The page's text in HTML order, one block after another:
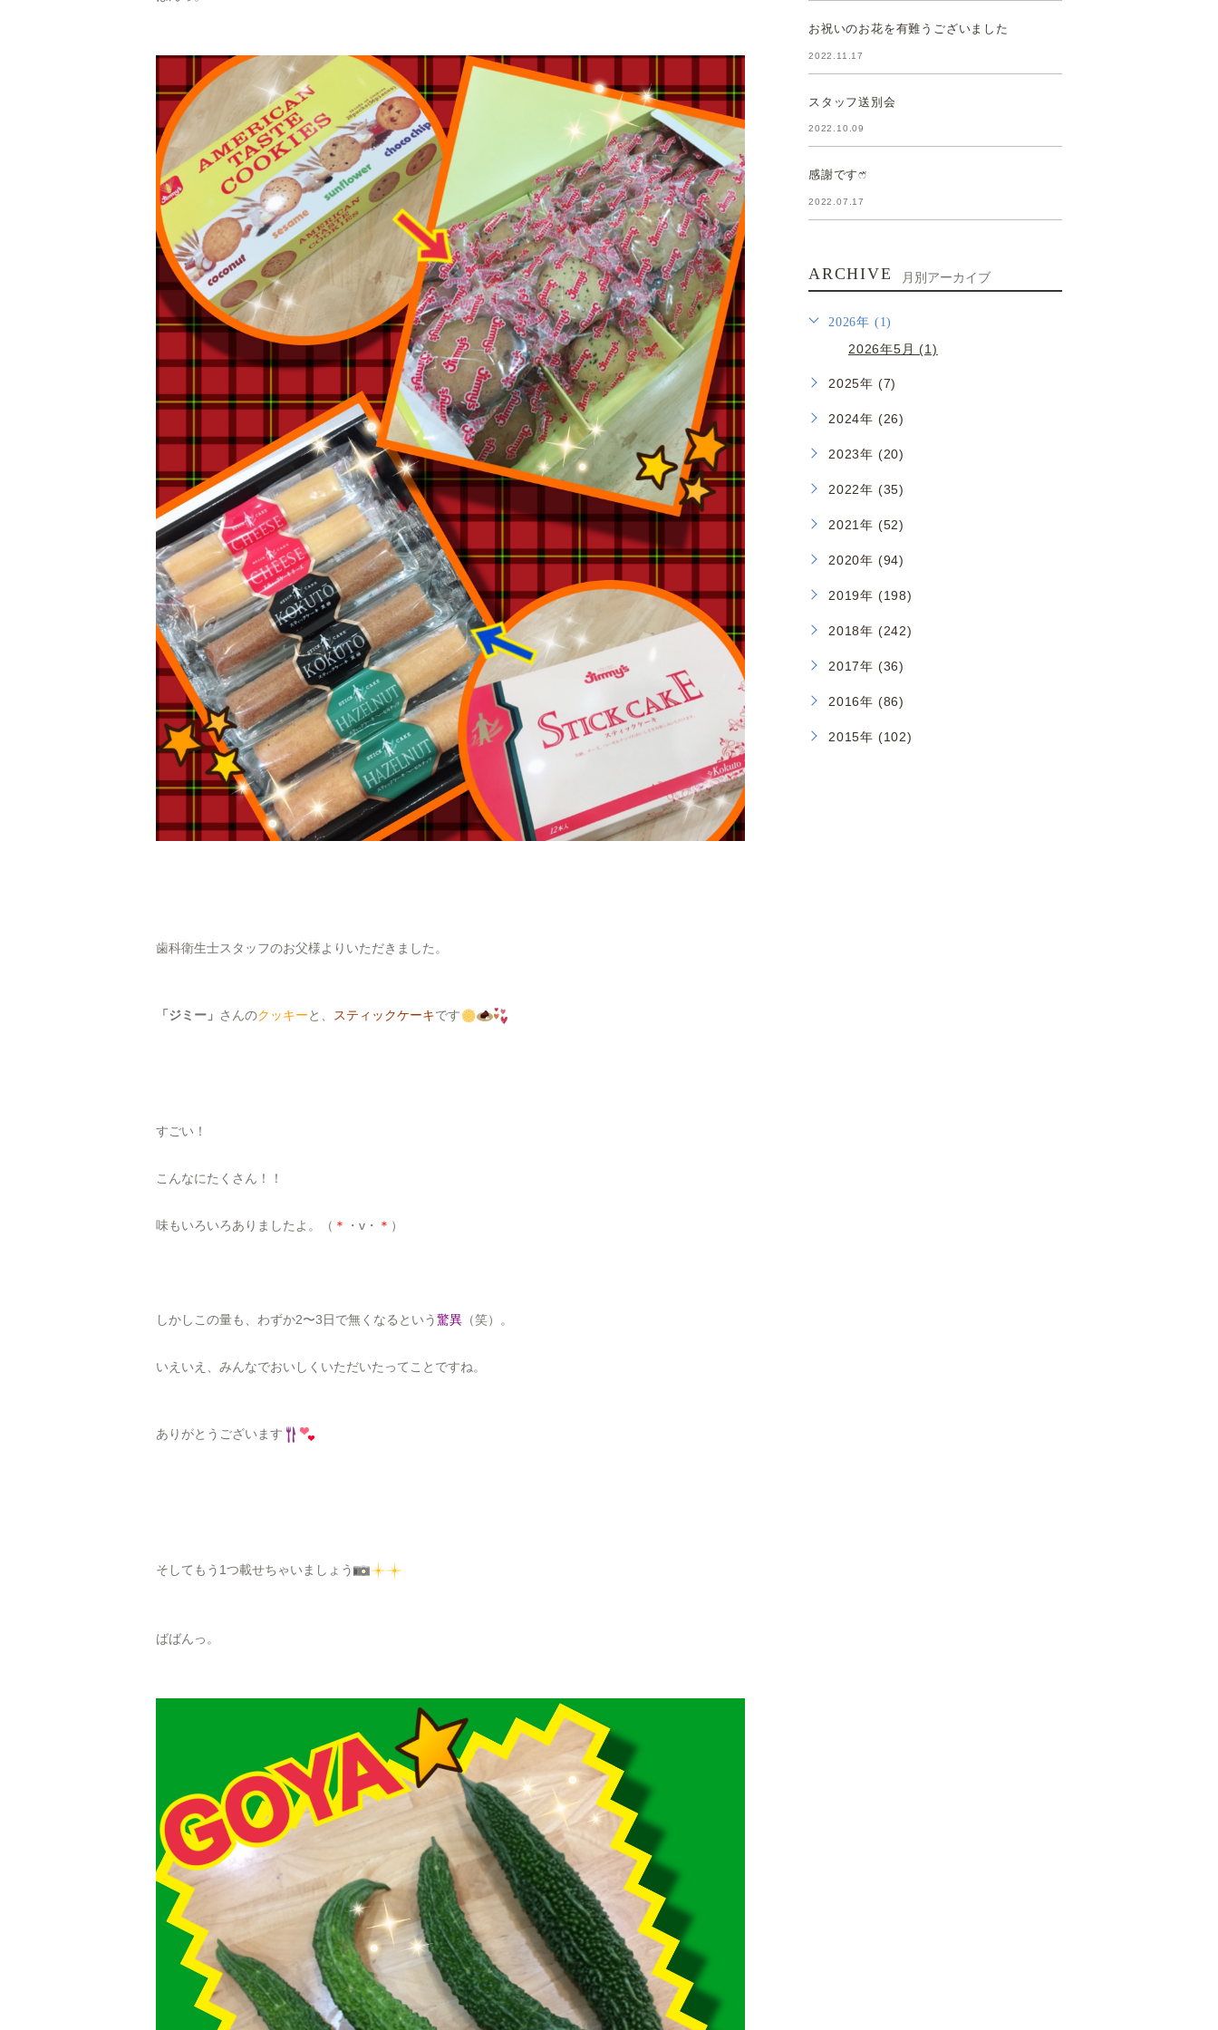
歯科衛生士スタッフのお父様よりいただきました。
「ジミー」 さんのクッキーと、 スティックケーキです
すごい！
こんなにたくさん！！
味もいろいろありましたよ。（ ＊ ・v・ ＊ ）
しかしこの量も、わずか2〜3日で無くなるという驚異 （笑）。
いえいえ、みんなでおいしくいただいたってことですね。
ありがとうございます
そしてもう1つ載せちゃいましょう
ばばんっ。
お祝いのお花を有難うございました
2022.11.17
スタッフ送別会
2022.10.09
感謝ですෆ̈
2022.07.17
ARCHIVE 月別アーカイブ
2026年 (1)
2026年5月 (1)
2025年 (7)
2024年 (26)
2023年 (20)
2022年 (35)
2021年 (52)
2020年 (94)
2019年 (198)
2018年 (242)
2017年 (36)
2016年 (86)
2015年 (102)